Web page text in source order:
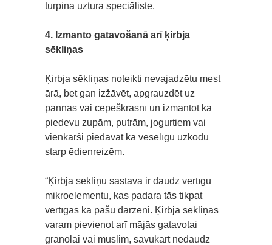
turpina uztura speciāliste.
4. Izmanto gatavošanā arī ķirbja
sēkliņas
Ķirbja sēkliņas noteikti nevajadzētu mest
ārā, bet gan izžāvēt, apgrauzdēt uz
pannas vai cepeškrāsnī un izmantot kā
piedevu zupām, putrām, jogurtiem vai
vienkārši piedāvāt kā veselīgu uzkodu
starp ēdienreizēm.
“Ķirbja sēkliņu sastāvā ir daudz vērtīgu
mikroelementu, kas padara tās tikpat
vērtīgas kā pašu dārzeni. Ķirbja sēkliņas
varam pievienot arī mājās gatavotai
granolai vai muslim, savukārt nedaudz